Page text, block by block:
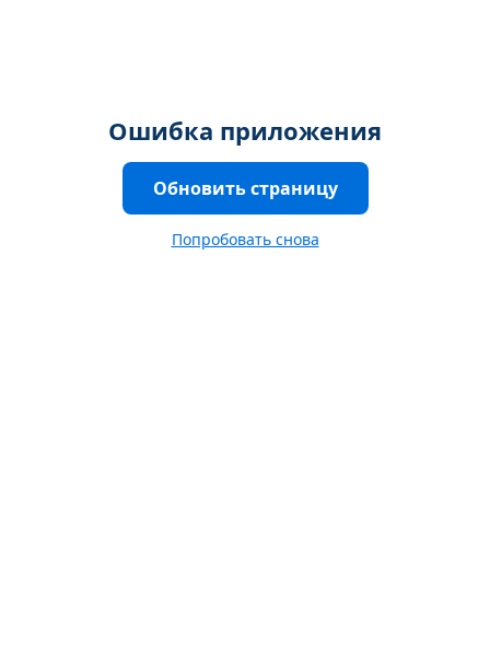
Ошибка приложения
Обновить страницу
Попробовать снова